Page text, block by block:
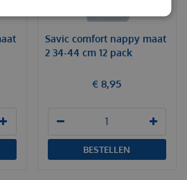
Savic comfort nappy maat
2 34-44 cm 12 pack
€ 8,95
BESTELLEN